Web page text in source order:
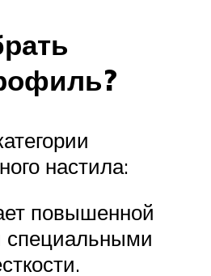
настила:
повышенной
специальными